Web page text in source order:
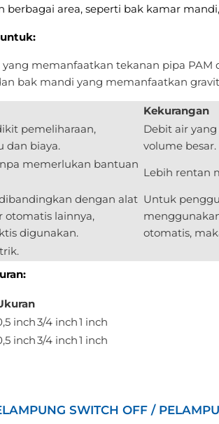
berbagai area, seperti bak kamar
memanfaatkan tekanan pipa PAM
bak mandi yang memanfaatkan
Kekurangan
pemeliharaan,
dan biaya.
Debit air
volume besar.
memerlukan bantuan
Lebih rentan
dengan alat
otomatis lainnya,
digunakan.
Untuk
otomatis,
inch3/4 inch1 inch
inch3/4 inch1 inch
SWITCH OFF /